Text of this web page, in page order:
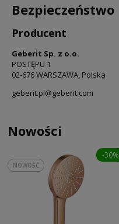
Bezpieczeństwo
Producent
Geberit Sp. z o.o.
POSTĘPU 1
02-676 WARSZAWA, Polska
geberit.pl@geberit.com
Nowości
-30%
NOWOŚĆ